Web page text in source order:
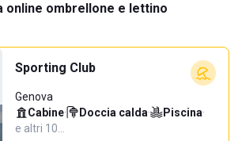
online ombrellone e lettino
Sporting Club
Genova
Cabine· Doccia calda· Piscina·
e altri 10…